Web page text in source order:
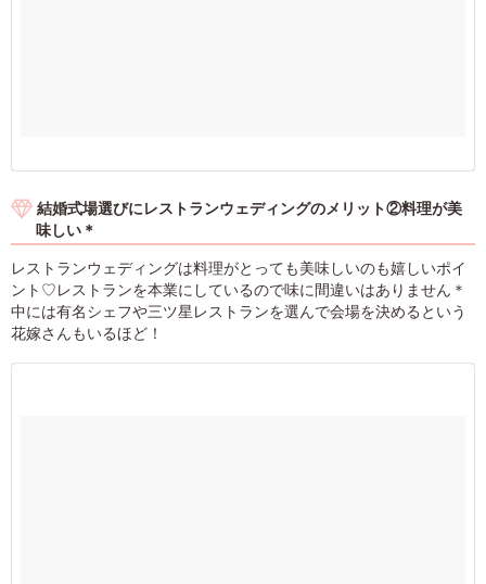
結婚式場選びにレストランウェディングのメリット②料理が美
味しい＊
レストランウェディングは料理がとっても美味しいのも嬉しいポイ
ント♡レストランを本業にしているので味に間違いはありません＊
中には有名シェフや三ツ星レストランを選んで会場を決めるという
花嫁さんもいるほど！